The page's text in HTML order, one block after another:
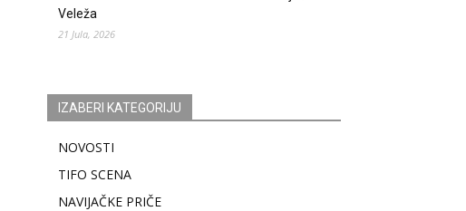
Veleža
21 Jula, 2026
IZABERI KATEGORIJU
NOVOSTI
TIFO SCENA
NAVIJAČKE PRIČE